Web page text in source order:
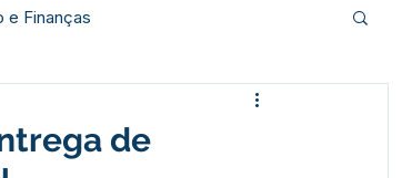
e Finanças
de